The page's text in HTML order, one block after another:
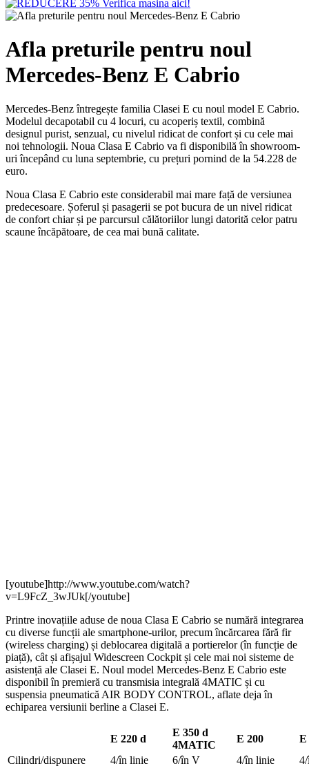
Afla preturile pentru noul
Mercedes-Benz E Cabrio
Mercedes-Benz întregește familia Clasei E cu noul model E Cabrio.
Modelul decapotabil cu 4 locuri, cu acoperiș textil, combină
designul purist, senzual, cu nivelul ridicat de confort și cu cele mai
noi tehnologii. Noua Clasa E Cabrio va fi disponibilă în showroom-
uri începând cu luna septembrie, cu prețuri pornind de la 54.228 de
euro.
Noua Clasa E Cabrio este considerabil mai mare față de versiunea
predecesoare. Șoferul și pasagerii se pot bucura de un nivel ridicat
de confort chiar și pe parcursul călătoriilor lungi datorită celor patru
scaune încăpătoare, de cea mai bună calitate.
[youtube]http://www.youtube.com/watch?
v=L9FcZ_3wJUk[/youtube]
Printre inovațiile aduse de noua Clasa E Cabrio se numără integrarea
cu diverse funcții ale smartphone-urilor, precum încărcarea fără fir
(wireless charging) și deblocarea digitală a portierelor (în funcție de
piață), cât și afișajul Widescreen Cockpit și cele mai noi sisteme de
asistență ale Clasei E. Noul model Mercedes-Benz E Cabrio este
disponibil în premieră cu transmisia integrală 4MATIC și cu
suspensia pneumatică AIR BODY CONTROL, aflate deja în
echiparea versiunii berline a Clasei E.
E 220 d
E 350 d
4MATIC
E 200
E
Cilindri/dispunere
4/în linie 6/în V 4/în linie